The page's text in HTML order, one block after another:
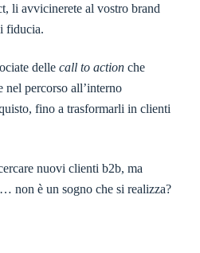
li avvicinerete al vostro brand
fiducia.
delle call to action che
nel percorso all’interno
fino a trasformarli in clienti
nuovi clienti b2b, ma
non è un sogno che si realizza?